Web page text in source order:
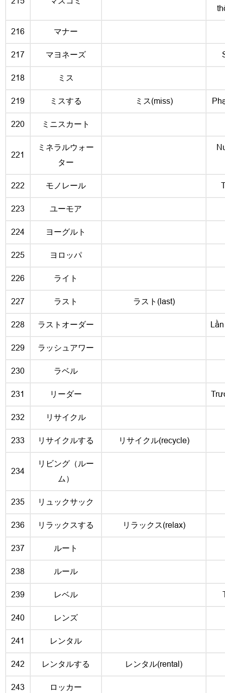
216 マナー
217 マヨネーズ
218 ミス
219 ミスする ミス(miss)
220 ミニスカート
221
ミネラルウォー
ター
222 モノレール
223 ユーモア
224 ヨーグルト
225 ヨロッパ
226 ライト
227 ラスト ラスト(last)
228 ラストオーダー
229 ラッシュアワー
230 ラベル
231 リーダー
232 リサイクル
233 リサイクルする リサイクル(recycle)
234
リビング（ルー
ム）
235 リュックサック
236 リラックスする リラックス(relax)
237 ルート
238 ルール
239 レベル
240 レンズ
241 レンタル
242 レンタルする レンタル(rental)
243 ロッカー